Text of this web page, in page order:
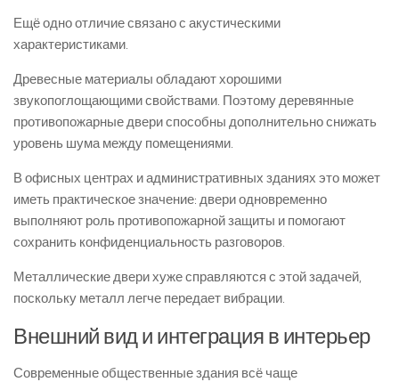
Ещё одно отличие связано с акустическими
характеристиками.
Древесные материалы обладают хорошими
звукопоглощающими свойствами. Поэтому деревянные
противопожарные двери способны дополнительно снижать
уровень шума между помещениями.
В офисных центрах и административных зданиях это может
иметь практическое значение: двери одновременно
выполняют роль противопожарной защиты и помогают
сохранить конфиденциальность разговоров.
Металлические двери хуже справляются с этой задачей,
поскольку металл легче передает вибрации.
Внешний вид и интеграция в интерьер
Современные общественные здания всё чаще